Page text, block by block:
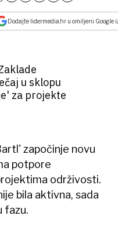
Dodajte lidermedia.hr u omiljeni Google
u sklopu
za projekte
započinje novu
potpore
održivosti.
bila aktivna, sada
fazu.